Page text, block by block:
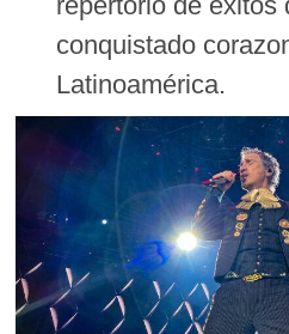
conquistado
Latinoamérica.